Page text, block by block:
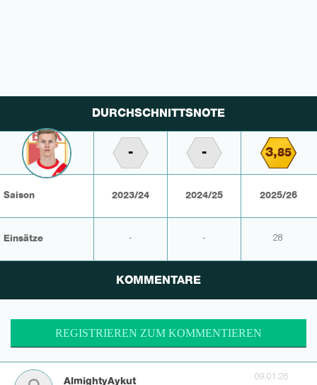
DURCHSCHNITTSNOTE
- - 3,85
Saison 2023/24 2024/25 2025/26
Einsätze - - 28
KOMMENTARE
REGISTRIEREN ZUM KOMMENTIEREN
AlmightyAykut 09.01.26